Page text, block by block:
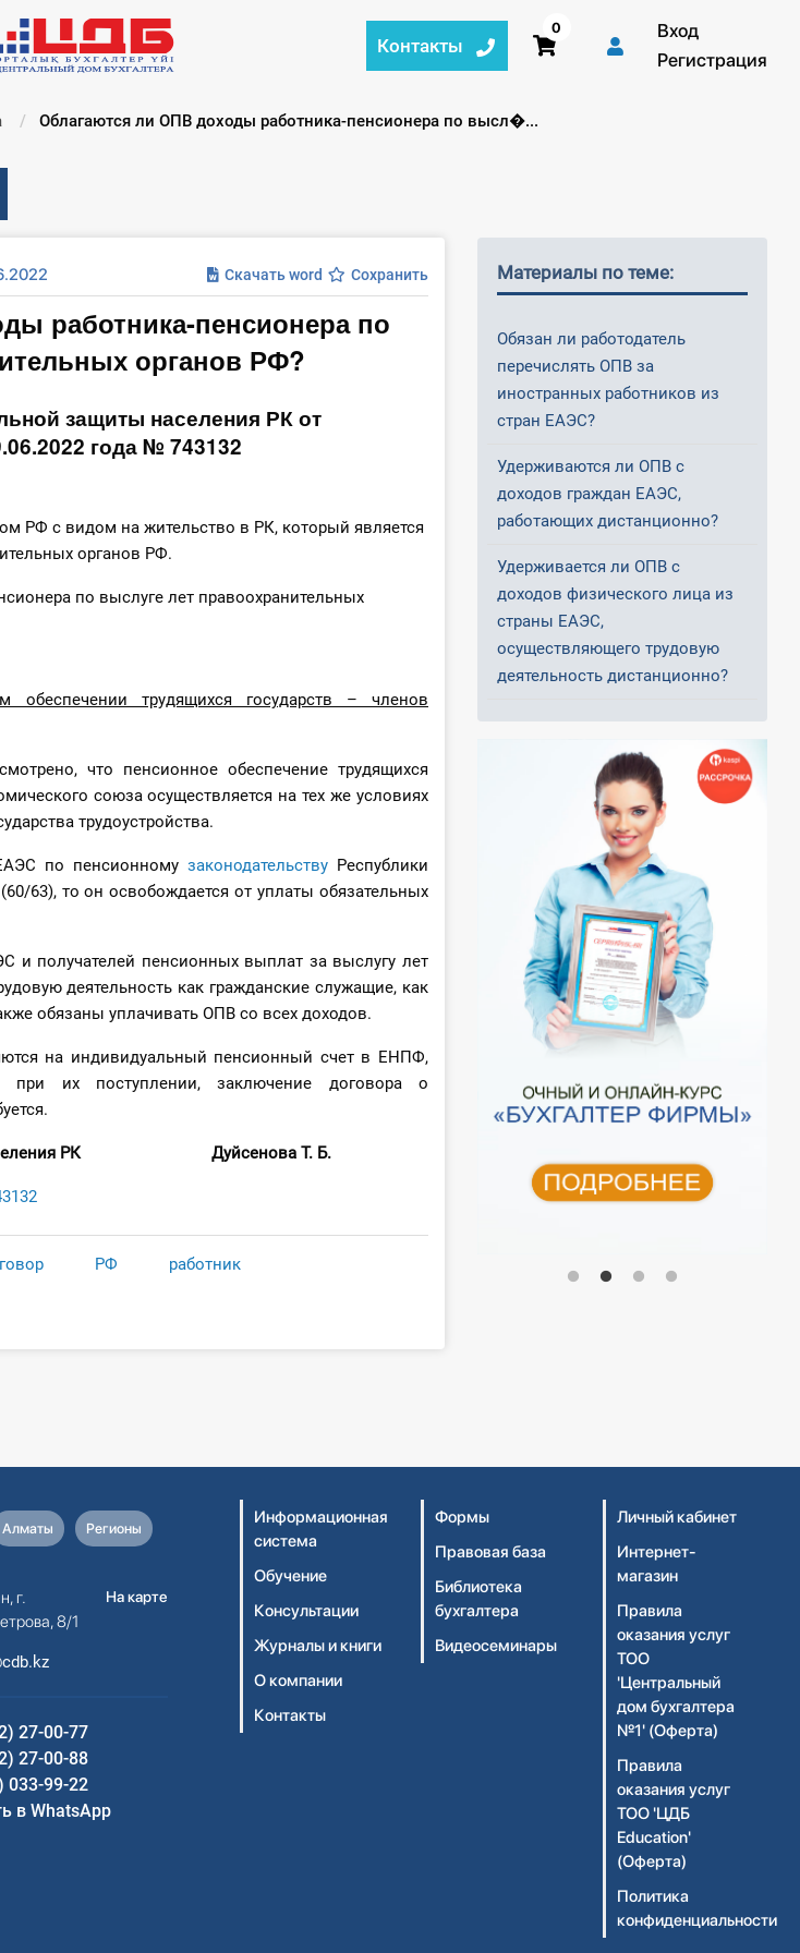
Контакты
0
Вход
Регистрация
Текущий:
Облагаются ли ОПВ доходы работника-пенсионера по высл�...
Скачать word Сохранить
работника-пенсионера по
органов РФ?
защиты населения РК от
года № 743132
РФ с видом на жительство в РК, который является
органов РФ.
по выслуге лет правоохранительных
обеспечении трудящихся государств – членов
что пенсионное обеспечение трудящихся
союза осуществляется на тех же условиях
трудоустройства.
по пенсионному законодательству Республики
63), то он освобождается от уплаты обязательных
и получателей пенсионных выплат за выслугу лет
деятельность как гражданские служащие, как
обязаны уплачивать ОПВ со всех доходов.
на индивидуальный пенсионный счет в ЕНПФ,
при их поступлении, заключение договора о
населения РК Дуйсенова Т. Б.
РФ работник
Материалы по теме:
Обязан ли работодатель
перечислять ОПВ за
иностранных работников из
стран ЕАЭС?
Удерживаются ли ОПВ с
доходов граждан ЕАЭС,
работающих дистанционно?
Удерживается ли ОПВ с
доходов физического лица из
страны ЕАЭС,
осуществляющего трудовую
деятельность дистанционно?
Алматы Регионы
г.
8/1
На карте
27-00-77
27-00-88
033-99-22
в WhatsApp
Информационная
система
Обучение
Консультации
Журналы и книги
О компании
Контакты
Формы
Правовая база
Библиотека
бухгалтера
Видеосеминары
Личный кабинет
Интернет-
магазин
Правила
оказания услуг
ТОО
'Центральный
дом бухгалтера
№1' (Оферта)
Правила
оказания услуг
ТОО 'ЦДБ
Education'
(Оферта)
Политика
конфиденциальности